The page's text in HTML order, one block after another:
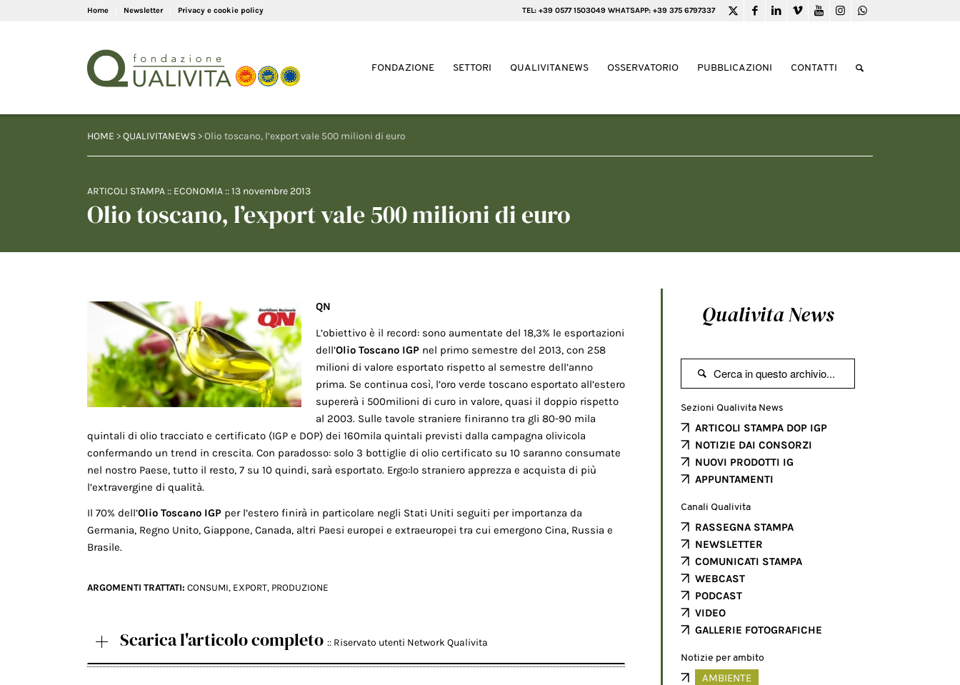
Home Newsletter Privacy e cookie policy TEL: +39 0577 1503049 WHATSAPP: +39 375 6797337
FONDAZIONE SETTORI QUALIVITANEWS OSSERVATORIO PUBBLICAZIONI CONTATTI
HOME >QUALIVITANEWS > Olio toscano, l’export vale 500 milioni di euro
ARTICOLI STAMPA :: ECONOMIA ::13 novembre 2013
Olio toscano, l’export vale 500 milioni di euro
QN
L’obiettivo è il record: sono aumentate del 18,3% le esportazioni
dell’Olio Toscano IGP nel primo semestre del 2013, con 258
milioni di valore esportato rispetto al semestre dell’anno
prima. Se continua così, l’oro verde toscano esportato all’estero
supererà i 500milioni di curo in valore, quasi il doppio rispetto
al 2003. Sulle tavole straniere finiranno tra gli 80-90 mila
quintali di olio tracciato e certificato (IGP e DOP) dei 160mila quintali previsti dalla campagna olivicola
confermando un trend in crescita. Con paradosso: solo 3 bottiglie di olio certificato su 10 saranno consumate
nel nostro Paese, tutto il resto, 7 su 10 quindi, sarà esportato. Ergo:lo straniero apprezza e acquista di più
l’extravergine di qualità.
Il 70% dell’Olio Toscano IGP per l’estero finirà in particolare negli Stati Uniti seguiti per importanza da
Germania, Regno Unito, Giappone, Canada, altri Paesi europei e extraeuropei tra cui emergono Cina, Russia e
Brasile.
ARGOMENTI TRATTATI: CONSUMI, EXPORT, PRODUZIONE
Scarica l'articolo completo :: Riservato utenti Network Qualivita
Qualivita News

Sezioni Qualivita News
ARTICOLI STAMPA DOP IGP
NOTIZIE DAI CONSORZI
NUOVI PRODOTTI IG
APPUNTAMENTI
Canali Qualivita
RASSEGNA STAMPA
NEWSLETTER
COMUNICATI STAMPA
WEBCAST
PODCAST
VIDEO
GALLERIE FOTOGRAFICHE
Notizie per ambito
AMBIENTE